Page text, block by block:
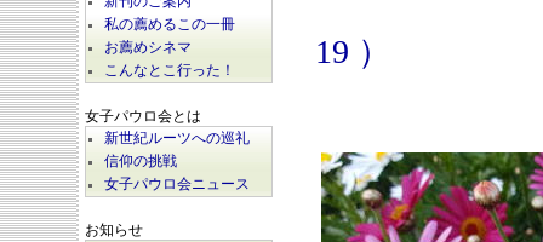
私の薦めるこの一冊
お薦めシネマ
こんなとこ行った！
女子パウロ会とは
新世紀ルーツへの巡礼
信仰の挑戦
女子パウロ会ニュース
お知らせ
19 ）